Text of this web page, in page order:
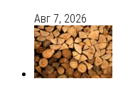
Авг 7, 2026